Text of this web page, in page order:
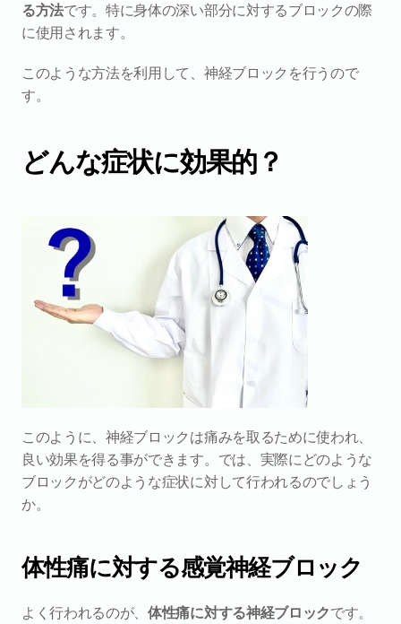
る方法です。特に身体の深い部分に対するブロックの際
に使用されます。
このような方法を利用して、神経ブロックを行うので
す。
どんな症状に効果的？
このように、神経ブロックは痛みを取るために使われ、
良い効果を得る事ができます。では、実際にどのような
ブロックがどのような症状に対して行われるのでしょう
か。
体性痛に対する感覚神経ブロック
よく行われるのが、体性痛に対する神経ブロックです。